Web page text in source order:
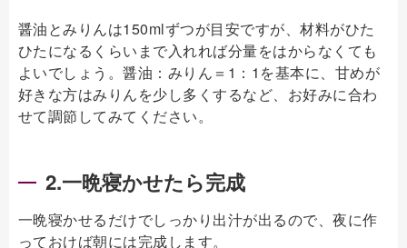
醤油とみりんは150mlずつが目安ですが、材料がひた
ひたになるくらいまで入れれば分量をはからなくても
よいでしょう。醤油：みりん＝1：1を基本に、甘めが
好きな方はみりんを少し多くするなど、お好みに合わ
せて調節してみてください。
2.一晩寝かせたら完成
一晩寝かせるだけでしっかり出汁が出るので、夜に作
っておけば朝には完成します。